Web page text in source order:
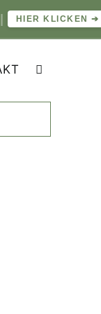
KLICKEN ➔ ✦